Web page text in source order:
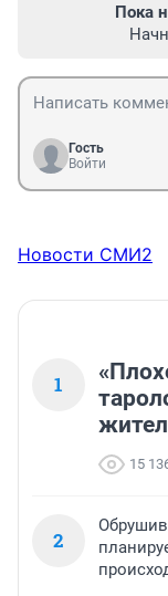
Пока
Гость
Войти
Новости СМИ2
1
15
2